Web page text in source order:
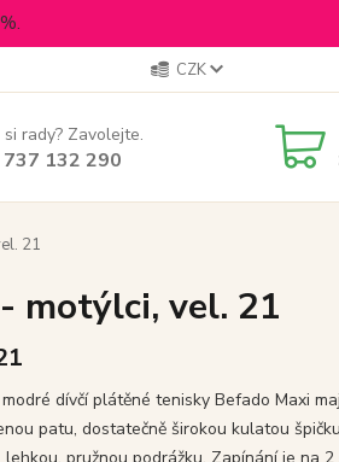
CZK
rady? Zavolejte.
132 290
21
motýlci, vel. 21
dívčí plátěné tenisky Befado Maxi
patu, dostatečně širokou kulatou